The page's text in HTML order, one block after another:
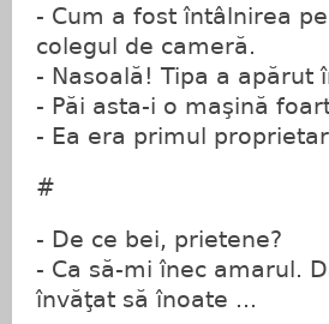
- Cum a fost întâlnirea
colegul de cameră.
- Nasoală! Tipa a apărut
- Păi asta-i o maşină
- Ea era primul
#
- De ce bei, prietene?
- Ca să-mi înec amarul.
învăţat să înoate ...